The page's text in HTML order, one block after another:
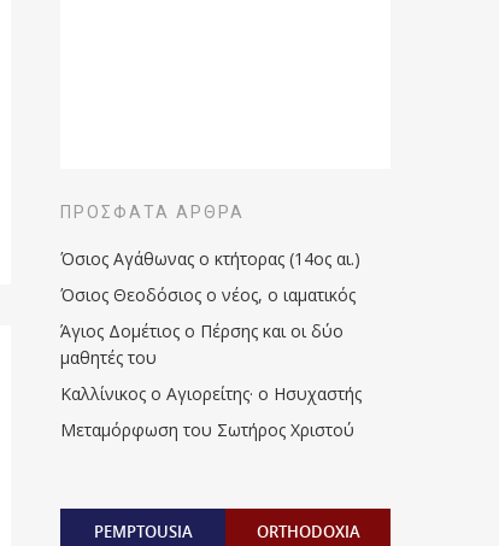
ΠΡΌΣΦΑΤΑ ΆΡΘΡΑ
Όσιος Αγάθωνας ο κτήτορας (14ος αι.)
Όσιος Θεοδόσιος ο νέος, ο ιαματικός
Άγιος Δομέτιος ο Πέρσης και οι δύο
μαθητές του
Καλλίνικος ο Αγιορείτης · ο Ησυχαστής
Μεταμόρφωση του Σωτήρος Χριστού
PEMPTOUSIA ORTHODOXIA